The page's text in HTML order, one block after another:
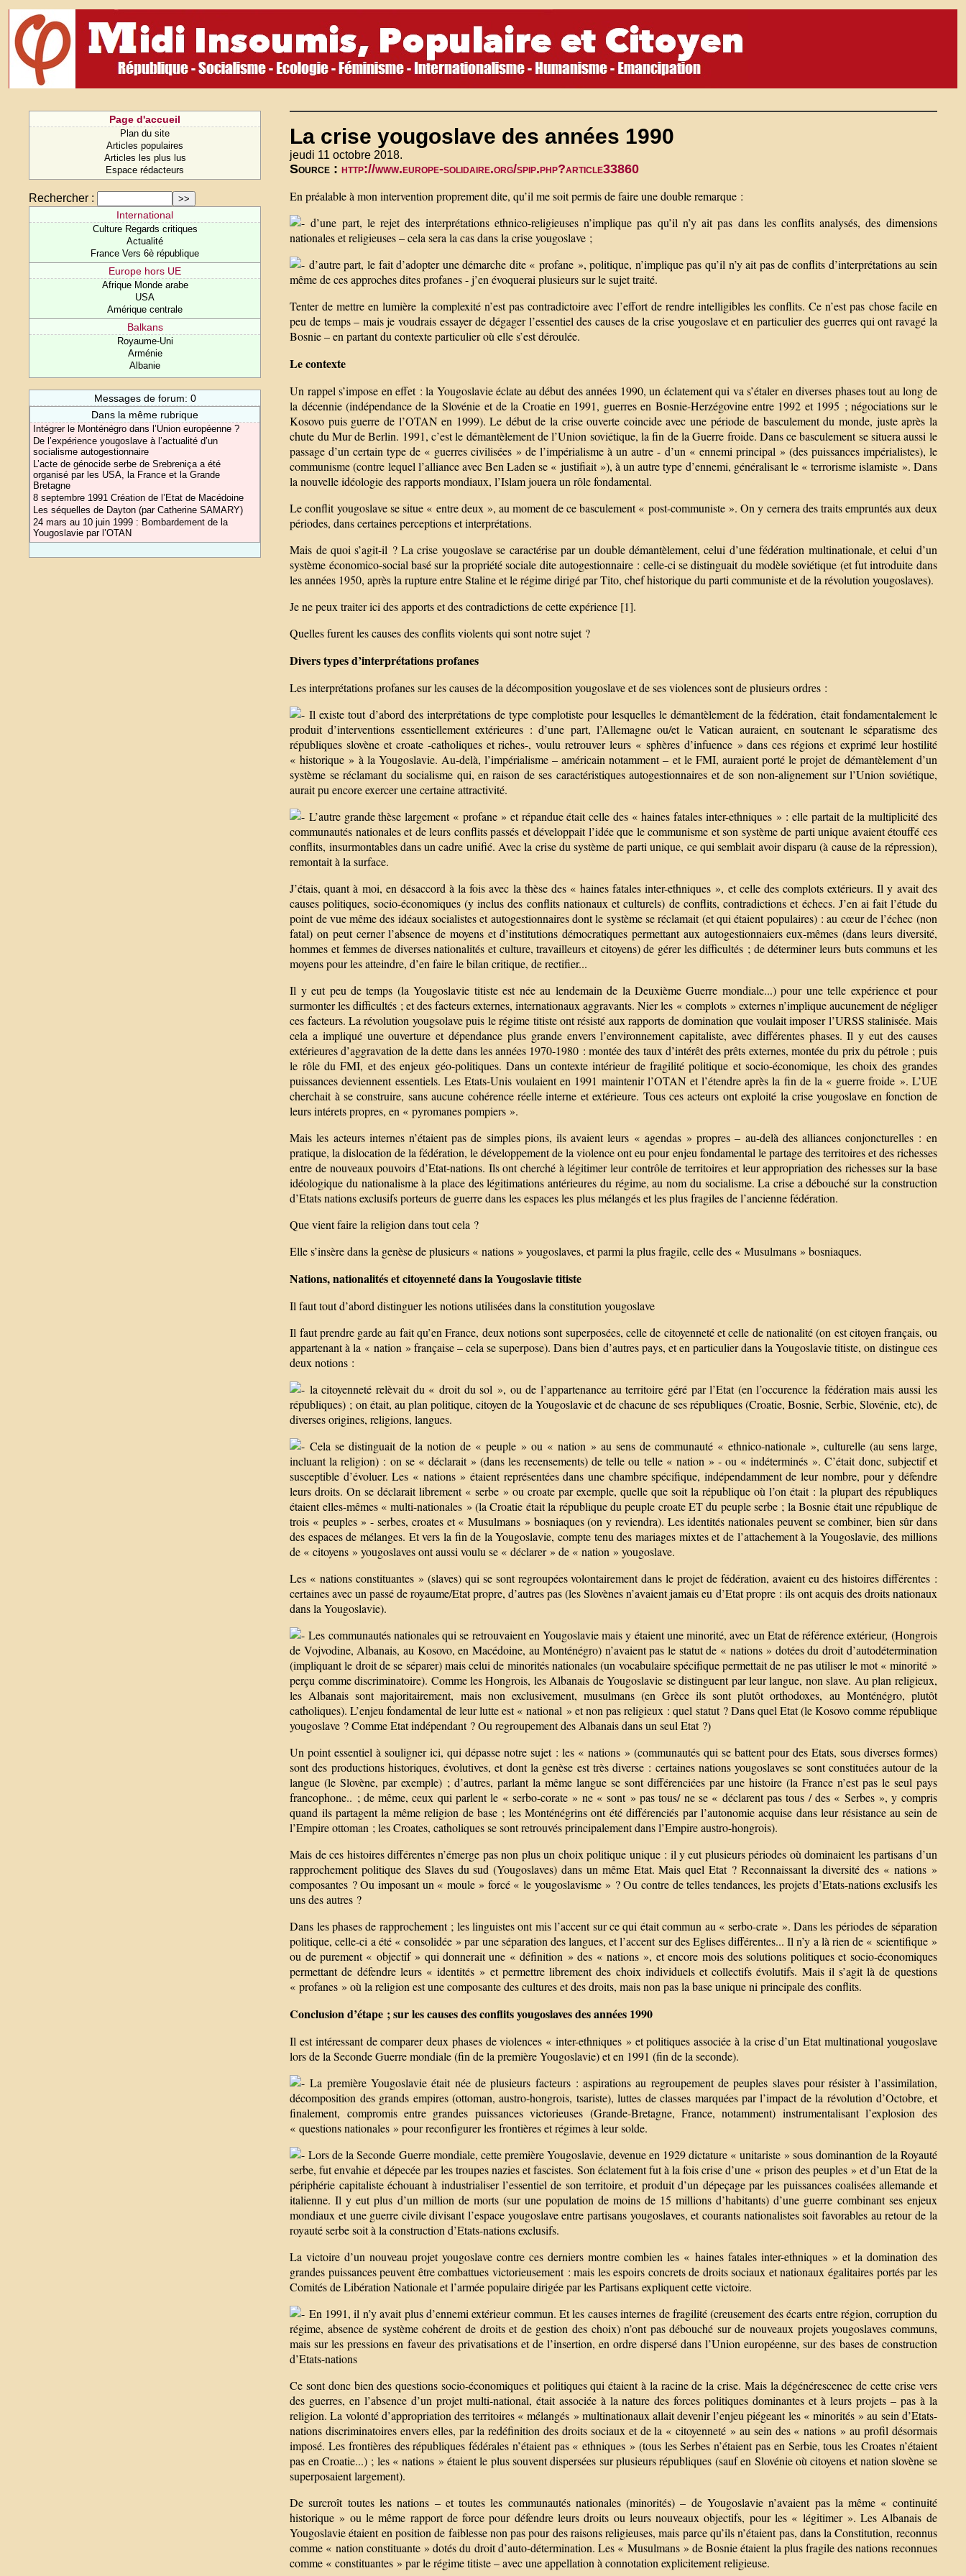
Page d'accueil
Plan du site
Articles populaires
Articles les plus lus
Espace rédacteurs
Rechercher :
International
Culture Regards critiques
Actualité
France Vers 6è république
Europe hors UE
Afrique Monde arabe
USA
Amérique centrale
Balkans
Royaume-Uni
Arménie
Albanie
Messages de forum: 0
Dans la même rubrique
Intégrer le Monténégro dans l’Union européenne ?
De l’expérience yougoslave à l’actualité d’un
socialisme autogestionnaire
L’acte de génocide serbe de Srebreniça a été
organisé par les USA, la France et la Grande
Bretagne
8 septembre 1991 Création de l’Etat de Macédoine
Les séquelles de Dayton (par Catherine SAMARY)
24 mars au 10 juin 1999 : Bombardement de la
Yougoslavie par l’OTAN
La crise yougoslave des années 1990
jeudi 11 octobre 2018.
Source :http://www.europe-solidaire.org/spip.php?article33860
En préalable à mon intervention proprement dite, qu’il me soit permis de faire une double remarque :
d’une part, le rejet des interprétations ethnico-religieuses n’implique pas qu’il n’y ait pas dans les conflits analysés, des dimensions
nationales et religieuses – cela sera la cas dans la crise yougoslave ;
d’autre part, le fait d’adopter une démarche dite « profane », politique, n’implique pas qu’il n’y ait pas de conflits d’interprétations au sein
même de ces approches dites profanes - j’en évoquerai plusieurs sur le sujet traité.
Tenter de mettre en lumière la complexité n’est pas contradictoire avec l’effort de rendre intelligibles les conflits. Ce n’est pas chose facile en
peu de temps – mais je voudrais essayer de dégager l’essentiel des causes de la crise yougoslave et en particulier des guerres qui ont ravagé la
Bosnie – en partant du contexte particulier où elle s’est déroulée.
Le contexte
Un rappel s’impose en effet : la Yougoslavie éclate au début des années 1990, un éclatement qui va s’étaler en diverses phases tout au long de
la décennie (indépendance de la Slovénie et de la Croatie en 1991, guerres en Bosnie-Herzégovine entre 1992 et 1995 ; négociations sur le
Kosovo puis guerre de l’OTAN en 1999). Le début de la crise ouverte coincide avec une période de basculement du monde, juste après la
chute du Mur de Berlin. 1991, c’est le démantèlement de l’Union soviétique, la fin de la Guerre froide. Dans ce basculement se situera aussi le
passage d’un certain type de « guerres civilisées » de l’impérialisme à un autre - d’un « ennemi principal » (des puissances impérialistes), le
communisme (contre lequel l’alliance avec Ben Laden se « justifiait »), à un autre type d’ennemi, généralisant le « terrorisme islamiste ». Dans
la nouvelle idéologie des rapports mondiaux, l’Islam jouera un rôle fondamental.
Le conflit yougoslave se situe « entre deux », au moment de ce basculement « post-communiste ». On y cernera des traits empruntés aux deux
périodes, dans certaines perceptions et interprétations.
Mais de quoi s’agit-il ? La crise yougoslave se caractérise par un double démantèlement, celui d’une fédération multinationale, et celui d’un
système économico-social basé sur la propriété sociale dite autogestionnaire : celle-ci se distinguait du modèle soviétique (et fut introduite dans
les années 1950, après la rupture entre Staline et le régime dirigé par Tito, chef historique du parti communiste et de la révolution yougoslaves).
Je ne peux traiter ici des apports et des contradictions de cette expérience [1].
Quelles furent les causes des conflits violents qui sont notre sujet ?
Divers types d’interprétations profanes
Les interprétations profanes sur les causes de la décomposition yougoslave et de ses violences sont de plusieurs ordres :
Il existe tout d’abord des interprétations de type complotiste pour lesquelles le démantèlement de la fédération, était fondamentalement le
produit d’interventions essentiellement extérieures : d’une part, l’Allemagne ou/et le Vatican auraient, en soutenant le séparatisme des
républiques slovène et croate -catholiques et riches-, voulu retrouver leurs « sphères d’infuence » dans ces régions et exprimé leur hostilité
« historique » à la Yougoslavie. Au-delà, l’impérialisme – américain notamment – et le FMI, auraient porté le projet de démantèlement d’un
système se réclamant du socialisme qui, en raison de ses caractéristiques autogestionnaires et de son non-alignement sur l’Union soviétique,
aurait pu encore exercer une certaine attractivité.
L’autre grande thèse largement « profane » et répandue était celle des « haines fatales inter-ethniques » : elle partait de la multiplicité des
communautés nationales et de leurs conflits passés et développait l’idée que le communisme et son système de parti unique avaient étouffé ces
conflits, insurmontables dans un cadre unifié. Avec la crise du système de parti unique, ce qui semblait avoir disparu (à cause de la répression),
remontait à la surface.
J’étais, quant à moi, en désaccord à la fois avec la thèse des « haines fatales inter-ethniques », et celle des complots extérieurs. Il y avait des
causes politiques, socio-économiques (y inclus des conflits nationaux et culturels) de conflits, contradictions et échecs. J’en ai fait l’étude du
point de vue même des idéaux socialistes et autogestionnaires dont le système se réclamait (et qui étaient populaires) : au cœur de l’échec (non
fatal) on peut cerner l’absence de moyens et d’institutions démocratiques permettant aux autogestionnaiers eux-mêmes (dans leurs diversité,
hommes et femmes de diverses nationalités et culture, travailleurs et citoyens) de gérer les difficultés ; de déterminer leurs buts communs et les
moyens pour les atteindre, d’en faire le bilan critique, de rectifier...
Il y eut peu de temps (la Yougoslavie titiste est née au lendemain de la Deuxième Guerre mondiale...) pour une telle expérience et pour
surmonter les difficultés ; et des facteurs externes, internationaux aggravants. Nier les « complots » externes n’implique aucunement de négliger
ces facteurs. La révolution yougsolave puis le régime titiste ont résisté aux rapports de domination que voulait imposer l’URSS stalinisée. Mais
cela a impliqué une ouverture et dépendance plus grande envers l’environnement capitaliste, avec différentes phases. Il y eut des causes
extérieures d’aggravation de la dette dans les années 1970-1980 : montée des taux d’intérêt des prêts externes, montée du prix du pétrole ; puis
le rôle du FMI, et des enjeux géo-politiques. Dans un contexte intérieur de fragilité politique et socio-économique, les choix des grandes
puissances deviennent essentiels. Les Etats-Unis voulaient en 1991 maintenir l’OTAN et l’étendre après la fin de la « guerre froide ». L’UE
cherchait à se construire, sans aucune cohérence réelle interne et extérieure. Tous ces acteurs ont exploité la crise yougoslave en fonction de
leurs intérets propres, en « pyromanes pompiers ».
Mais les acteurs internes n’étaient pas de simples pions, ils avaient leurs « agendas » propres – au-delà des alliances conjoncturelles : en
pratique, la dislocation de la fédération, le développement de la violence ont eu pour enjeu fondamental le partage des territoires et des richesses
entre de nouveaux pouvoirs d’Etat-nations. Ils ont cherché à légitimer leur contrôle de territoires et leur appropriation des richesses sur la base
idéologique du nationalisme à la place des légitimations antérieures du régime, au nom du socialisme. La crise a débouché sur la construction
d’Etats nations exclusifs porteurs de guerre dans les espaces les plus mélangés et les plus fragiles de l’ancienne fédération.
Que vient faire la religion dans tout cela ?
Elle s’insère dans la genèse de plusieurs « nations » yougoslaves, et parmi la plus fragile, celle des « Musulmans » bosniaques.
Nations, nationalités et citoyenneté dans la Yougoslavie titiste
Il faut tout d’abord distinguer les notions utilisées dans la constitution yougoslave
Il faut prendre garde au fait qu’en France, deux notions sont superposées, celle de citoyenneté et celle de nationalité (on est citoyen français, ou
appartenant à la « nation » française – cela se superpose). Dans bien d’autres pays, et en particulier dans la Yougoslavie titiste, on distingue ces
deux notions :
la citoyenneté relèvait du « droit du sol », ou de l’appartenance au territoire géré par l’Etat (en l’occurence la fédération mais aussi les
républiques) ; on était, au plan politique, citoyen de la Yougoslavie et de chacune de ses républiques (Croatie, Bosnie, Serbie, Slovénie, etc), de
diverses origines, religions, langues.
Cela se distinguait de la notion de « peuple » ou « nation » au sens de communauté « ethnico-nationale », culturelle (au sens large,
incluant la religion) : on se « déclarait » (dans les recensements) de telle ou telle « nation » - ou « indéterminés ». C’était donc, subjectif et
susceptible d’évoluer. Les « nations » étaient représentées dans une chambre spécifique, indépendamment de leur nombre, pour y défendre
leurs droits. On se déclarait librement « serbe » ou croate par exemple, quelle que soit la république où l’on était : la plupart des républiques
étaient elles-mêmes « multi-nationales » (la Croatie était la république du peuple croate ET du peuple serbe ; la Bosnie était une république de
trois « peuples » - serbes, croates et « Musulmans » bosniaques (on y reviendra). Les identités nationales peuvent se combiner, bien sûr dans
des espaces de mélanges. Et vers la fin de la Yougoslavie, compte tenu des mariages mixtes et de l’attachement à la Yougoslavie, des millions
de « citoyens » yougoslaves ont aussi voulu se « déclarer » de « nation » yougoslave.
Les « nations constituantes » (slaves) qui se sont regroupées volontairement dans le projet de fédération, avaient eu des histoires différentes :
certaines avec un passé de royaume/Etat propre, d’autres pas (les Slovènes n’avaient jamais eu d’Etat propre : ils ont acquis des droits nationaux
dans la Yougoslavie).
Les communautés nationales qui se retrouvaient en Yougoslavie mais y étaient une minorité, avec un Etat de référence extérieur, (Hongrois
de Vojvodine, Albanais, au Kosovo, en Macédoine, au Monténégro) n’avaient pas le statut de « nations » dotées du droit d’autodétermination
(impliquant le droit de se séparer) mais celui de minorités nationales (un vocabulaire spécifique permettait de ne pas utiliser le mot « minorité »
perçu comme discriminatoire). Comme les Hongrois, les Albanais de Yougoslavie se distinguent par leur langue, non slave. Au plan religieux,
les Albanais sont majoritairement, mais non exclusivement, musulmans (en Grèce ils sont plutôt orthodoxes, au Monténégro, plutôt
catholiques). L’enjeu fondamental de leur lutte est « national » et non pas religieux : quel statut ? Dans quel Etat (le Kosovo comme république
yougoslave ? Comme Etat indépendant ? Ou regroupement des Albanais dans un seul Etat ?)
Un point essentiel à souligner ici, qui dépasse notre sujet : les « nations » (communautés qui se battent pour des Etats, sous diverses formes)
sont des productions historiques, évolutives, et dont la genèse est très diverse : certaines nations yougoslaves se sont constituées autour de la
langue (le Slovène, par exemple) ; d’autres, parlant la même langue se sont différenciées par une histoire (la France n’est pas le seul pays
francophone.. ; de même, ceux qui parlent le « serbo-corate » ne « sont » pas tous/ ne se « déclarent pas tous / des « Serbes », y compris
quand ils partagent la même religion de base ; les Monténégrins ont été différenciés par l’autonomie acquise dans leur résistance au sein de
l’Empire ottoman ; les Croates, catholiques se sont retrouvés principalement dans l’Empire austro-hongrois).
Mais de ces histoires différentes n’émerge pas non plus un choix politique unique : il y eut plusieurs périodes où dominaient les partisans d’un
rapprochement politique des Slaves du sud (Yougoslaves) dans un même Etat. Mais quel Etat ? Reconnaissant la diversité des « nations »
composantes ? Ou imposant un « moule » forcé « le yougoslavisme » ? Ou contre de telles tendances, les projets d’Etats-nations exclusifs les
uns des autres ?
Dans les phases de rapprochement ; les linguistes ont mis l’accent sur ce qui était commun au « serbo-crate ». Dans les périodes de séparation
politique, celle-ci a été « consolidée » par une séparation des langues, et l’accent sur des Eglises différentes... Il n’y a là rien de « scientifique »
ou de purement « objectif » qui donnerait une « définition » des « nations », et encore mois des solutions politiques et socio-économiques
permettant de défendre leurs « identités » et permettre librement des choix individuels et collectifs évolutifs. Mais il s’agit là de questions
« profanes » où la religion est une composante des cultures et des droits, mais non pas la base unique ni principale des conflits.
Conclusion d’étape ; sur les causes des conflits yougoslaves des années 1990
Il est intéressant de comparer deux phases de violences « inter-ethniques » et politiques associée à la crise d’un Etat multinational yougoslave
lors de la Seconde Guerre mondiale (fin de la première Yougoslavie) et en 1991 (fin de la seconde).
La première Yougoslavie était née de plusieurs facteurs : aspirations au regroupement de peuples slaves pour résister à l’assimilation,
décomposition des grands empires (ottoman, austro-hongrois, tsariste), luttes de classes marquées par l’impact de la révolution d’Octobre, et
finalement, compromis entre grandes puissances victorieuses (Grande-Bretagne, France, notamment) instrumentalisant l’explosion des
« questions nationales » pour reconfigurer les frontières et régimes à leur solde.
Lors de la Seconde Guerre mondiale, cette première Yougoslavie, devenue en 1929 dictature « unitariste » sous dominantion de la Royauté
serbe, fut envahie et dépecée par les troupes nazies et fascistes. Son éclatement fut à la fois crise d’une « prison des peuples » et d’un Etat de la
périphérie capitaliste échouant à industrialiser l’essentiel de son territoire, et produit d’un dépeçage par les puissances coalisées allemande et
italienne. Il y eut plus d’un million de morts (sur une population de moins de 15 millions d’habitants) d’une guerre combinant ses enjeux
mondiaux et une guerre civile divisant l’espace yougoslave entre partisans yougoslaves, et courants nationalistes soit favorables au retour de la
royauté serbe soit à la construction d’Etats-nations exclusifs.
La victoire d’un nouveau projet yougoslave contre ces derniers montre combien les « haines fatales inter-ethniques » et la domination des
grandes puissances peuvent être combattues victorieusement : mais les espoirs concrets de droits sociaux et nationaux égalitaires portés par les
Comités de Libération Nationale et l’armée populaire dirigée par les Partisans expliquent cette victoire.
En 1991, il n’y avait plus d’ennemi extérieur commun. Et les causes internes de fragilité (creusement des écarts entre région, corruption du
régime, absence de système cohérent de droits et de gestion des choix) n’ont pas débouché sur de nouveaux projets yougoslaves communs,
mais sur les pressions en faveur des privatisations et de l’insertion, en ordre dispersé dans l’Union européenne, sur des bases de construction
d’Etats-nations
Ce sont donc bien des questions socio-économiques et politiques qui étaient à la racine de la crise. Mais la dégénérescenec de cette crise vers
des guerres, en l’absence d’un projet multi-national, était associée à la nature des forces politiques dominantes et à leurs projets – pas à la
religion. La volonté d’appropriation des territoires « mélangés » multinationaux allait devenir l’enjeu piégeant les « minorités » au sein d’Etats-
nations discriminatoires envers elles, par la redéfinition des droits sociaux et de la « citoyenneté » au sein des « nations » au profil désormais
imposé. Les frontières des républiques fédérales n’étaient pas « ethniques » (tous les Serbes n’étaient pas en Serbie, tous les Croates n’étaient
pas en Croatie...) ; les « nations » étaient le plus souvent dispersées sur plusieurs républiques (sauf en Slovénie où citoyens et nation slovène se
superposaient largement).
De surcroît toutes les nations – et toutes les communautés nationales (minorités) – de Yougoslavie n’avaient pas la même « continuité
historique » ou le même rapport de force pour défendre leurs droits ou leurs nouveaux objectifs, pour les « légitimer ». Les Albanais de
Yougoslavie étaient en position de faiblesse non pas pour des raisons religieuses, mais parce qu’ils n’étaient pas, dans la Constitution, reconnus
comme « nation constituante » dotés du droit d’auto-détermination. Les « Musulmans » de Bosnie étaient la plus fragile des nations reconnues
comme « constituantes » par le régime titiste – avec une appellation à connotation explicitement religieuse.